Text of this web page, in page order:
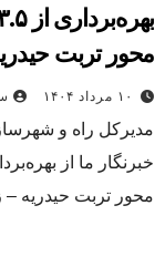
محور تربت
۱۰ مرداد ۱۴۰۴
مدیرکل راه و
محور تربت حیدریه –